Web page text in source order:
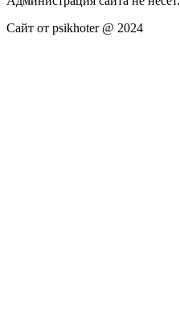
Сайт от psikhoter @ 2024